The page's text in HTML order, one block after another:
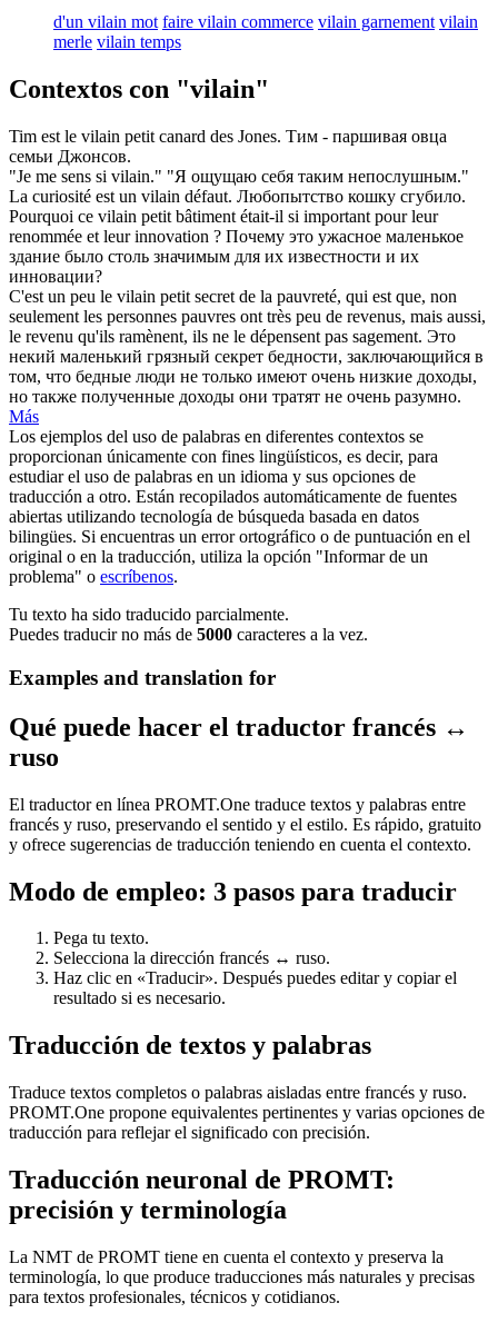
d'un vilain mot faire vilain commerce vilain garnement vilain
merle vilain temps
Contextos con "vilain"
Tim est le vilain petit canard des Jones. Тим - паршивая овца
семьи Джонсов.
"Je me sens si vilain." "Я ощущаю себя таким непослушным."
La curiosité est un vilain défaut. Любопытство кошку сгубило.
Pourquoi ce vilain petit bâtiment était-il si important pour leur
renommée et leur innovation ? Почему это ужасное маленькое
здание было столь значимым для их известности и их
инновации?
C'est un peu le vilain petit secret de la pauvreté, qui est que, non
seulement les personnes pauvres ont très peu de revenus, mais aussi,
le revenu qu'ils ramènent, ils ne le dépensent pas sagement. Это
некий маленький грязный секрет бедности, заключающийся в
том, что бедные люди не только имеют очень низкие доходы,
но также полученные доходы они тратят не очень разумно.
Más
Los ejemplos del uso de palabras en diferentes contextos se
proporcionan únicamente con fines lingüísticos, es decir, para
estudiar el uso de palabras en un idioma y sus opciones de
traducción a otro. Están recopilados automáticamente de fuentes
abiertas utilizando tecnología de búsqueda basada en datos
bilingües. Si encuentras un error ortográfico o de puntuación en el
original o en la traducción, utiliza la opción "Informar de un
problema" o escríbenos.
Tu texto ha sido traducido parcialmente.
Puedes traducir no más de 5000 caracteres a la vez.
Examples and translation for
Qué puede hacer el traductor francés ↔
ruso
El traductor en línea PROMT.One traduce textos y palabras entre
francés y ruso, preservando el sentido y el estilo. Es rápido, gratuito
y ofrece sugerencias de traducción teniendo en cuenta el contexto.
Modo de empleo: 3 pasos para traducir
Pega tu texto.
Selecciona la dirección francés ↔ ruso.
Haz clic en «Traducir». Después puedes editar y copiar el
resultado si es necesario.
Traducción de textos y palabras
Traduce textos completos o palabras aisladas entre francés y ruso.
PROMT.One propone equivalentes pertinentes y varias opciones de
traducción para reflejar el significado con precisión.
Traducción neuronal de PROMT:
precisión y terminología
La NMT de PROMT tiene en cuenta el contexto y preserva la
terminología, lo que produce traducciones más naturales y precisas
para textos profesionales, técnicos y cotidianos.